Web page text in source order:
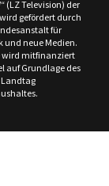
(LZ Television) der
gefördert durch
für
und neue Medien.
wird mitfinanziert
auf Grundlage des
Landtag